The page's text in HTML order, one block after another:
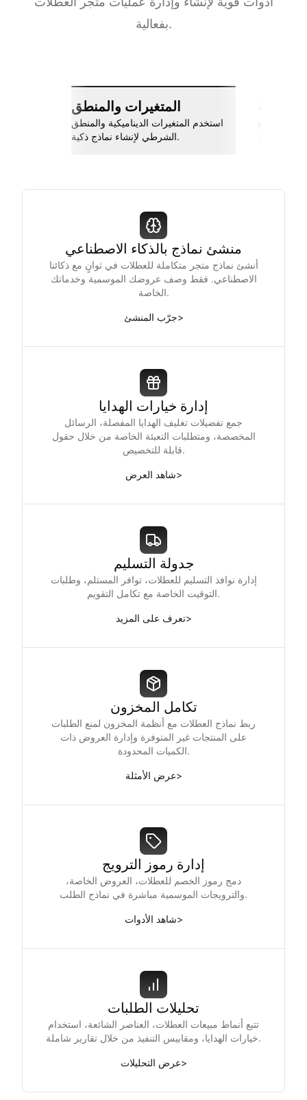
بفعالية.
المتغيرات والمنطق
استخدم المتغيرات الديناميكية والمنطق
الشرطي لإنشاء نماذج ذكية.
منشئ نماذج بالذكاء الاصطناعي
أنشئ نماذج متجر متكاملة للعطلات في ثوانٍ مع ذكائنا
الاصطناعي. فقط وصف عروضك الموسمية وخدماتك
الخاصة.
جرّب المنشئ>
إدارة خيارات الهدايا
جمع تفضيلات تغليف الهدايا المفصلة، الرسائل
المخصصة، ومتطلبات التعبئة الخاصة من خلال حقول
قابلة للتخصيص.
شاهد العرض>
جدولة التسليم
إدارة نوافذ التسليم للعطلات، توافر المستلم، وطلبات
التوقيت الخاصة مع تكامل التقويم.
تعرف على المزيد>
تكامل المخزون
ربط نماذج العطلات مع أنظمة المخزون لمنع الطلبات
على المنتجات غير المتوفرة وإدارة العروض ذات
الكميات المحدودة.
عرض الأمثلة>
إدارة رموز الترويج
دمج رموز الخصم للعطلات، العروض الخاصة،
والترويجات الموسمية مباشرة في نماذج الطلب.
شاهد الأدوات>
تحليلات الطلبات
تتبع أنماط مبيعات العطلات، العناصر الشائعة، استخدام
خيارات الهدايا، ومقاييس التنفيذ من خلال تقارير شاملة.
عرض التحليلات>